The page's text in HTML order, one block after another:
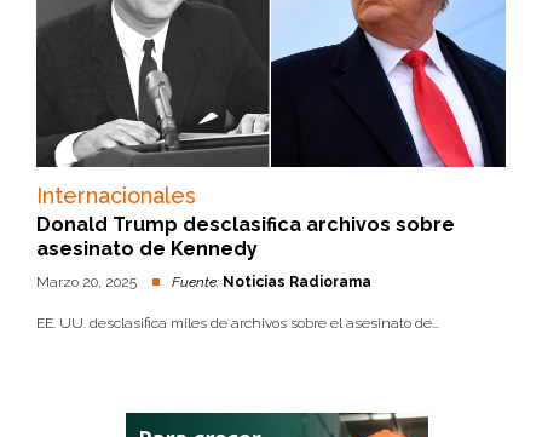
Internacionales
Donald Trump desclasifica archivos sobre
asesinato de Kennedy
Marzo 20, 2025 Fuente: Noticias Radiorama
EE. UU. desclasifica miles de archivos sobre el asesinato de...